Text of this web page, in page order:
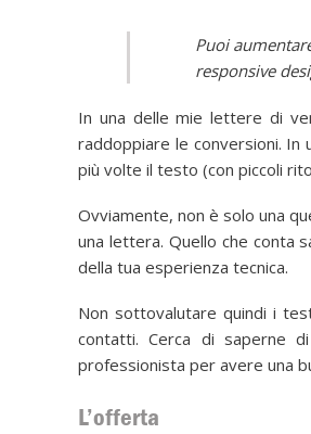
Puoi
responsive
In una delle mie lettere di
raddoppiare le conversioni. In
più volte il testo (con piccoli
Ovviamente, non è solo una
una lettera. Quello che conta
della tua esperienza tecnica.
Non sottovalutare quindi i
contatti. Cerca di saperne
professionista per avere una
L’offerta